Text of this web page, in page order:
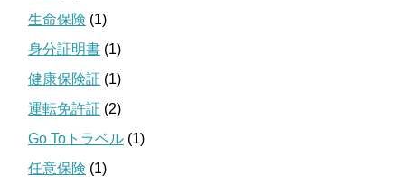
生命保険 (1)
身分証明書 (1)
健康保険証 (1)
運転免許証 (2)
Go Toトラベル (1)
任意保険 (1)